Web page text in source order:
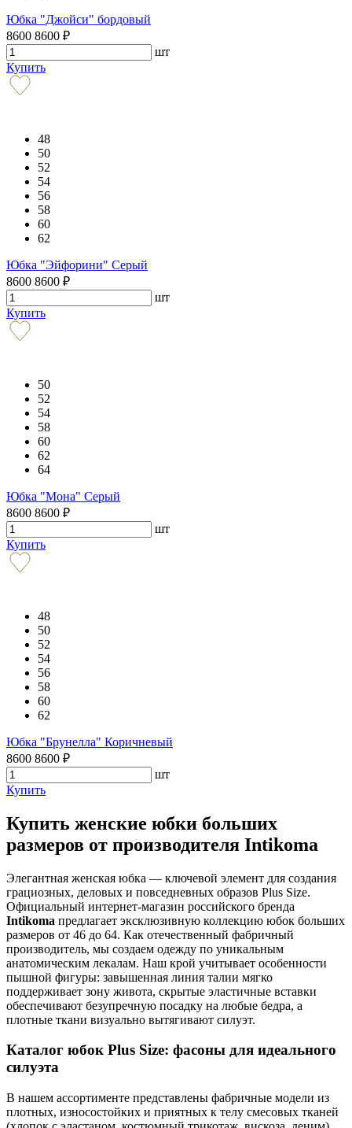
Юбка "Джойси" бордовый
8600 8600 ₽
шт
Купить
48
50
52
54
56
58
60
62
Юбка "Эйфорини" Серый
8600 8600 ₽
шт
Купить
50
52
54
58
60
62
64
Юбка "Мона" Серый
8600 8600 ₽
шт
Купить
48
50
52
54
56
58
60
62
Юбка "Брунелла" Коричневый
8600 8600 ₽
шт
Купить
Купить женские юбки больших
размеров от производителя Intikoma
Элегантная женская юбка — ключевой элемент для создания
грациозных, деловых и повседневных образов Plus Size.
Официальный интернет-магазин российского бренда
Intikoma предлагает эксклюзивную коллекцию юбок больших
размеров от 46 до 64. Как отечественный фабричный
производитель, мы создаем одежду по уникальным
анатомическим лекалам. Наш крой учитывает особенности
пышной фигуры: завышенная линия талии мягко
поддерживает зону живота, скрытые эластичные вставки
обеспечивают безупречную посадку на любые бедра, а
плотные ткани визуально вытягивают силуэт.
Каталог юбок Plus Size: фасоны для идеального
силуэта
В нашем ассортименте представлены фабричные модели из
плотных, износостойких и приятных к телу смесовых тканей